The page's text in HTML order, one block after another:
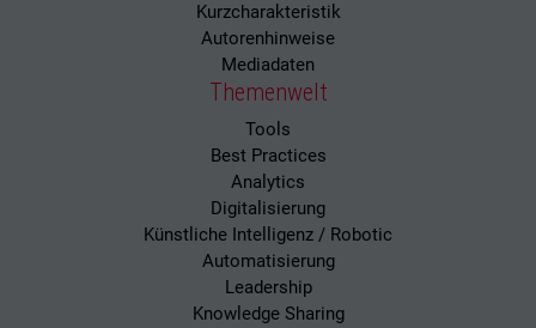
Kurzcharakteristik
Autorenhinweise
Mediadaten
Themenwelt
Tools
Best Practices
Analytics
Digitalisierung
Künstliche Intelligenz / Robotic
Automatisierung
Leadership
Knowledge Sharing